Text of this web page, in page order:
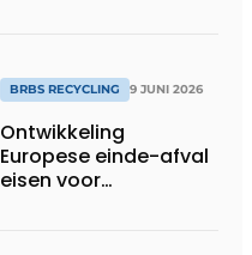
BRBS RECYCLING 9 JUNI 2026
Ontwikkeling
Europese einde-afval
eisen voor